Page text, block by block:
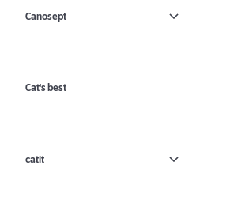
Canosept
Cat's best
catit